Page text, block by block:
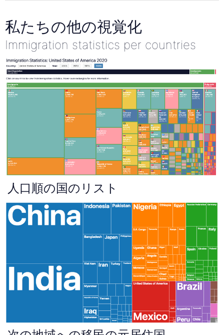
私たちの他の視覚化
Immigration statistics per countries
人口順の国のリスト